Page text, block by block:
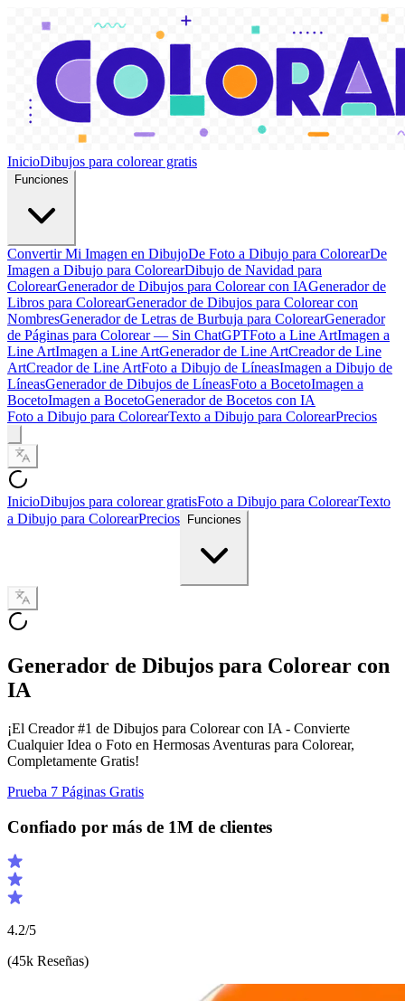
InicioDibujos para colorear gratis
Funciones
Convertir Mi Imagen en DibujoDe Foto a Dibujo para ColorearDe
Imagen a Dibujo para ColorearDibujo de Navidad para
ColorearGenerador de Dibujos para Colorear con IAGenerador de
Libros para ColorearGenerador de Dibujos para Colorear con
NombresGenerador de Letras de Burbuja para ColorearGenerador
de Páginas para Colorear — Sin ChatGPTFoto a Line ArtImagen a
Line ArtImagen a Line ArtGenerador de Line ArtCreador de Line
ArtCreador de Line ArtFoto a Dibujo de LíneasImagen a Dibujo de
LíneasGenerador de Dibujos de LíneasFoto a BocetoImagen a
BocetoImagen a BocetoGenerador de Bocetos con IA
Foto a Dibujo para ColorearTexto a Dibujo para ColorearPrecios
InicioDibujos para colorear gratisFoto a Dibujo para ColorearTexto
a Dibujo para ColorearPrecios Funciones
Generador de Dibujos para Colorear con
IA
¡El Creador #1 de Dibujos para Colorear con IA - Convierte
Cualquier Idea o Foto en Hermosas Aventuras para Colorear,
Completamente Gratis!
Prueba 7 Páginas Gratis
Confiado por más de 1M de clientes
4.2/5
(45k Reseñas)